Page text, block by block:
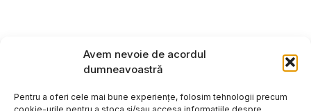
Avem nevoie de acordul
dumneavoastră
Pentru a oferi cele mai bune experiențe, folosim tehnologii precum